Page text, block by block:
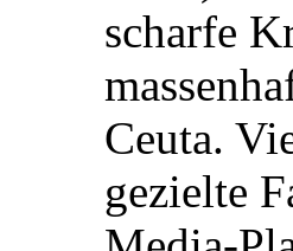
scharfe
Ceuta.
gezielte